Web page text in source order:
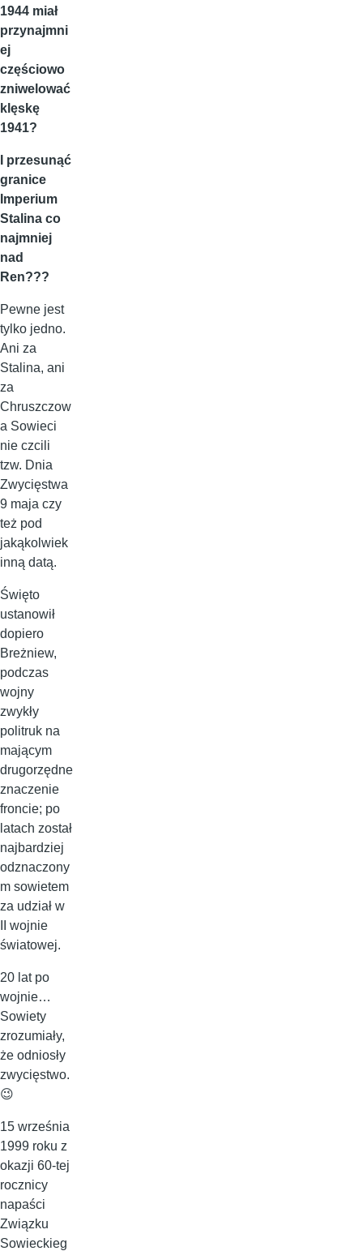
1944 miał
przynajmni
ej
częściowo
zniwelować
klęskę
1941?
I przesunąć
granice
Imperium
Stalina co
najmniej
nad
Ren???
Pewne jest
tylko jedno.
Ani za
Stalina, ani
za
Chruszczow
a Sowieci
nie czcili
tzw. Dnia
Zwycięstwa
9 maja czy
też pod
jakąkolwiek
inną datą.
Święto
ustanowił
dopiero
Breżniew,
podczas
wojny
zwykły
politruk na
mającym
drugorzędne
znaczenie
froncie; po
latach został
najbardziej
odznaczony
m sowietem
za udział w
II wojnie
światowej.
20 lat po
wojnie…
Sowiety
zrozumiały,
że odniosły
zwycięstwo.
😉
15 września
1999 roku z
okazji 60-tej
rocznicy
napaści
Związku
Sowieckieg